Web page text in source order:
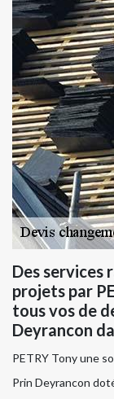
Des services
projets par
tous vos de
Deyrancon
PETRY Tony une
Prin Deyrancon